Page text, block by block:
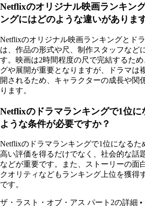
Netflixのオリジナル映画ランキン
ングにはどのような違いがありま
Netflixのオリジナル映画ランキングとド
は、作品の形式や尺、制作スタッフなど
す。映画は2時間程度の尺で完結するた
グや展開が重要となりますが、ドラマは
開されるため、キャラクターの成長や関
ります。
Netflixのドラマランキングで1位に
ような条件が必要ですか？
Netflixのドラマランキングで1位になるた
高い評価を得るだけでなく、社会的な話
などが重要です。また、ストーリーの面
クオリティなどもランキング上位を獲得
です。
ザ・ラスト・オブ・アス パート2の詳細 •